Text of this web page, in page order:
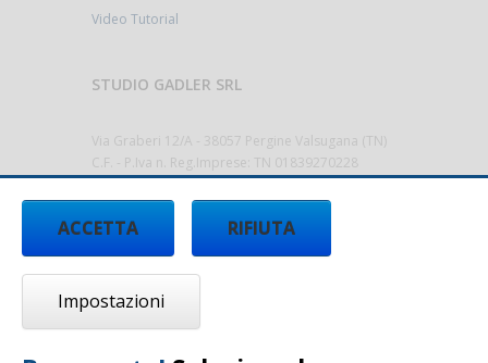
Video Tutorial
STUDIO GADLER SRL
Via Graberi 12/A - 38057 Pergine Valsugana (TN)
C.F. - P.Iva n. Reg.Imprese: TN 01839270228
Cap.Sociale 10.000,00€ i.v.
Codice Destinatario T9K4ZHO
RIFIUTA
ACCETTA
Impostazioni